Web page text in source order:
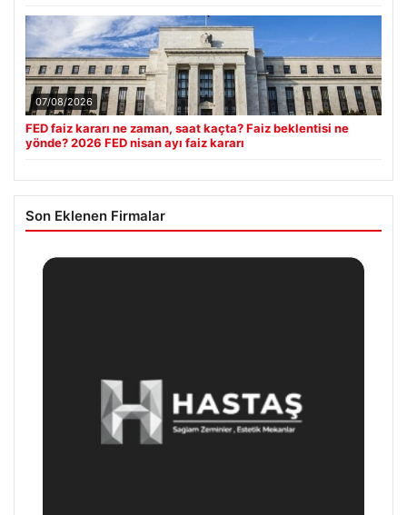
07/08/2026
FED faiz kararı ne zaman, saat kaçta? Faiz beklentisi ne
yönde? 2026 FED nisan ayı faiz kararı
Son Eklenen Firmalar